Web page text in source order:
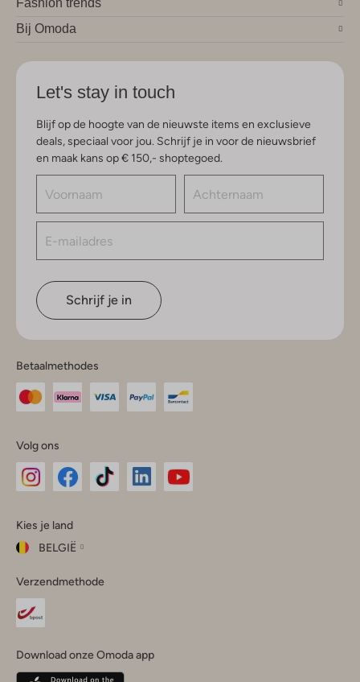
Fashion trends
Bij Omoda
Let's stay in touch
Blijf op de hoogte van de nieuwste items en exclusieve
deals, speciaal voor jou. Schrijf je in voor de nieuwsbrief
en maak kans op € 150,- shoptegoed.
Schrijf je in
Betaalmethodes
Volg ons
InstagramFacebook
Kies je land
BELGIË
je
land
Belgique(Français)
Verzendmethode
Download onze Omoda app